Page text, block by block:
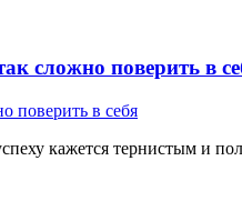
сложно поверить в
кажется тернистым и